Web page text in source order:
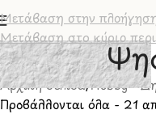
Μετάβαση στην
Μετάβαση στο κύριο
Αρχική σελίδα/Hobby -
Προβάλλονται όλα - 21